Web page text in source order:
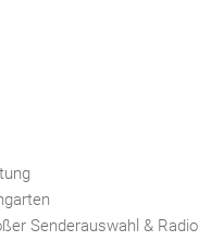
Senderauswahl & Radio